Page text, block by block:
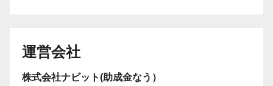
運営会社
株式会社ナビット(助成金なう）